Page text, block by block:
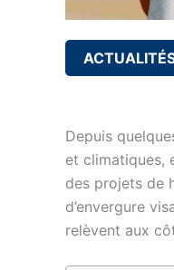
Depuis
et climatiques,
des projets de
d’envergure
relèvent aux